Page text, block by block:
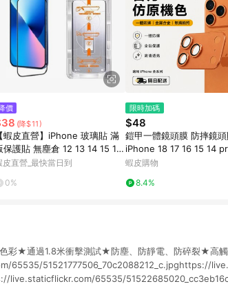
價
(降$11)
【蝦皮直營】iPhone 玻璃貼 滿
保護貼 無塵倉 12 13 14 15 16
i16 i17 Pro Max
皮直營_最快當日到
0%
限時加碼
$48
鎧甲一體鏡頭膜 防摔鏡
iPhone 18 17 16 15 14
plus 手機攝像頭貼
蝦皮購物
8.4%
彩★通過1.8米衝擊測試★防塵、防靜電、防碎裂★高觸
65535/51521777506_70c2088212_c.jpghttps://
live.staticflickr.com/65535/